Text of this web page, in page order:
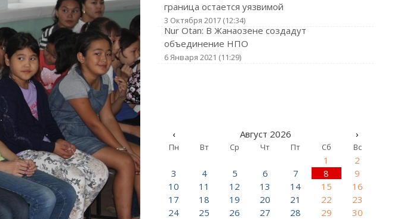
граница остается уязвимой
3 Октября 2017 (12:34)
Nur Otan: В Жанаозене создадут
объединение НПО
6 Января 2021 (11:29)
‹ Август 2026 ›
Пн Вт Ср Чт Пт Сб Вс
1
2
3
4 5 6 7 8
9
10
11 12 13 14 15
16
17
18 19 20 21 22
23
24
25 26 27 28 29
30